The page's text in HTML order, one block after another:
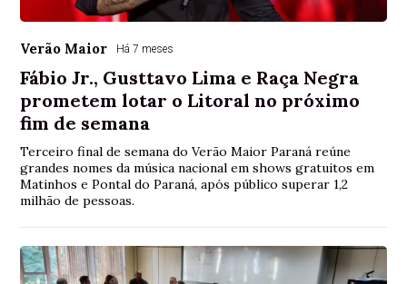
Verão Maior Há 7 meses
Fábio Jr., Gusttavo Lima e Raça Negra
prometem lotar o Litoral no próximo
fim de semana
Terceiro final de semana do Verão Maior Paraná reúne
grandes nomes da música nacional em shows gratuitos em
Matinhos e Pontal do Paraná, após público superar 1,2
milhão de pessoas.